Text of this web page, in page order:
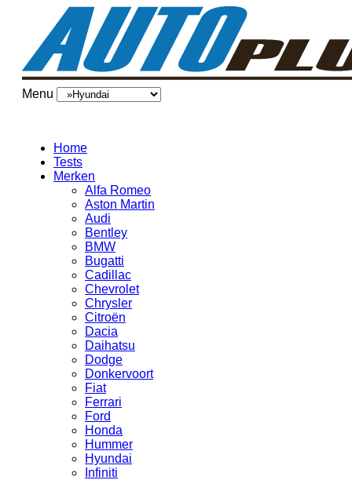
Menu
Home
Tests
Merken
Alfa Romeo
Aston Martin
Audi
Bentley
BMW
Bugatti
Cadillac
Chevrolet
Chrysler
Citroën
Dacia
Daihatsu
Dodge
Donkervoort
Fiat
Ferrari
Ford
Honda
Hummer
Hyundai
Infiniti